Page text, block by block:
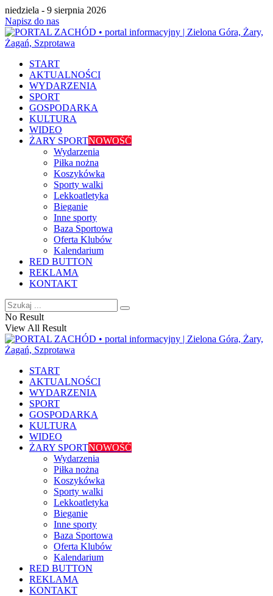
niedziela - 9 sierpnia 2026
Napisz do nas
START
AKTUALNOŚCI
WYDARZENIA
SPORT
GOSPODARKA
KULTURA
WIDEO
ŻARY SPORTNOWOŚĆ
Wydarzenia
Piłka nożna
Koszykówka
Sporty walki
Lekkoatletyka
Bieganie
Inne sporty
Baza Sportowa
Oferta Klubów
Kalendarium
RED BUTTON
REKLAMA
KONTAKT
No Result
View All Result
START
AKTUALNOŚCI
WYDARZENIA
SPORT
GOSPODARKA
KULTURA
WIDEO
ŻARY SPORTNOWOŚĆ
Wydarzenia
Piłka nożna
Koszykówka
Sporty walki
Lekkoatletyka
Bieganie
Inne sporty
Baza Sportowa
Oferta Klubów
Kalendarium
RED BUTTON
REKLAMA
KONTAKT